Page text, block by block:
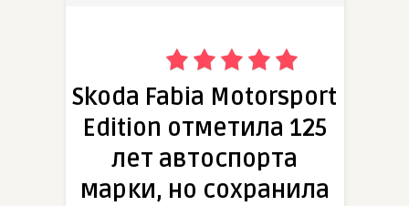
Skoda Fabia Motorsport
Edition отметила 125
лет автоспорта
марки, но сохранила